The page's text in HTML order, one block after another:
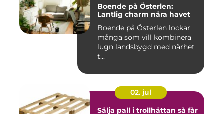
Boende på Österlen:
Lantlig charm nära havet
Boende på Österlen lockar
många som vill kombinera
lugn landsbygd med närhet
t...
02. jul
Sälja pall i trollhättan så får